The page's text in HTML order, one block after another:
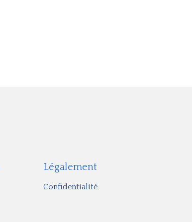
Légalement
Confidentialité